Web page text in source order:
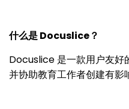
什么是 Docuslice？
Docuslice 是一款用户友好
并协助教育工作者创建有